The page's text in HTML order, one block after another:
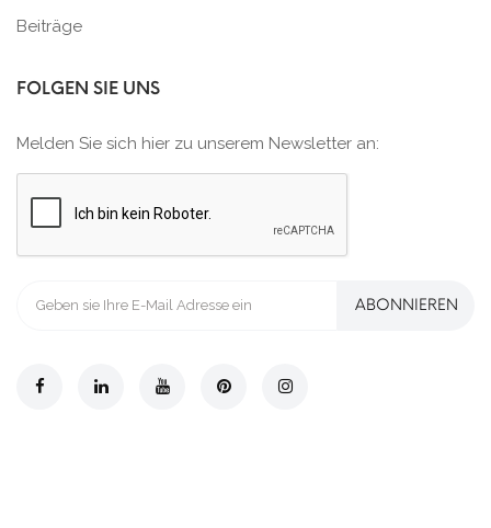
Beiträge
FOLGEN SIE UNS
Melden Sie sich hier zu unserem Newsletter an:
ABONNIEREN